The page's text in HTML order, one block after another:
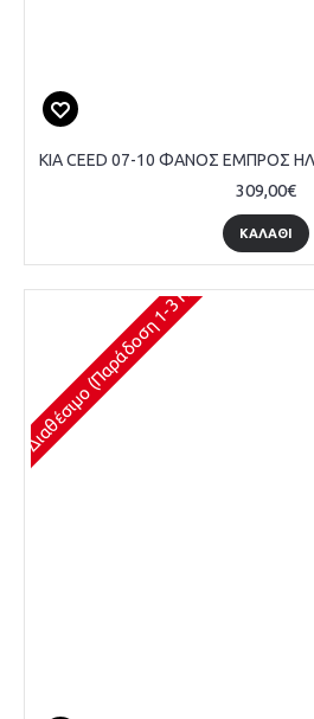
309,00€
ΚΑΛΆΘΙ
Διαθέσιμο (Παράδοση 1-3 Ημέρες)